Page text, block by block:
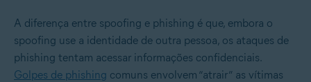
A diferença entre spoofing e phishing é que, embora o
spoofing use a identidade de outra pessoa, os ataques de
phishing tentam acessar informações confidenciais.
Golpes de phishing comuns envolvem “atrair” as vítimas